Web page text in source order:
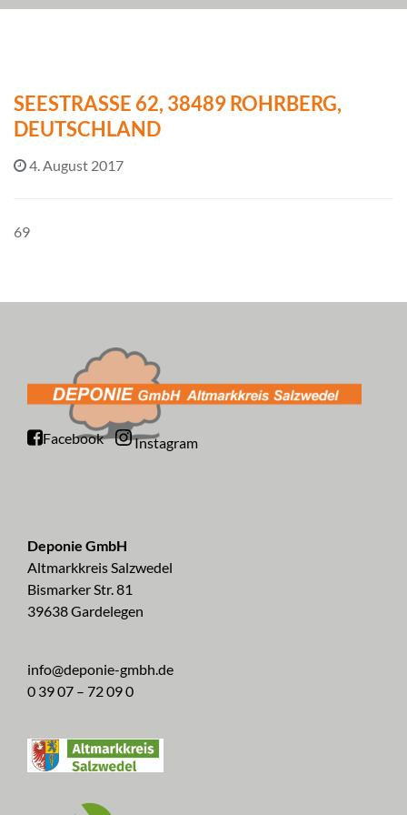
SEESTRASSE 62, 38489 ROHRBERG, D
EUTSCHLAND
4. August 2017
69
Facebook Instagram
Deponie GmbH
Altmarkkreis Salzwedel
Bismarker Str. 81
39638 Gardelegen
info@deponie-gmbh.de
0 39 07 – 72 09 0